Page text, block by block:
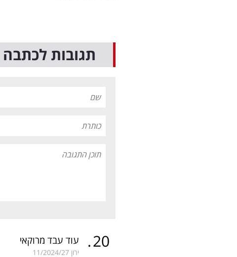
תגובות לכתבה
20
. עוד עבד מרוקאי
ירון 11/2024/27